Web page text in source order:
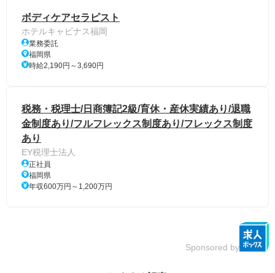
ボディケアセラピスト
ホテルキャビナス福岡
業務委託
福岡県
時給2,190円～3,690円
税務・税理士/日商簿記2級/育休・産休実績あり/退職
金制度あり/フルフレックス制度あり/フレックス制度
あり
EY税理士法人
正社員
福岡県
年収600万円～1,200万円
Sponsored by